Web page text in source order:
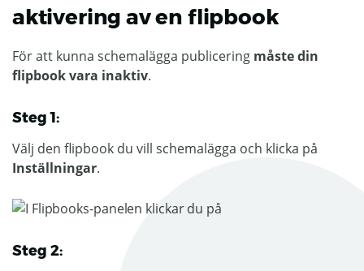
aktivering av en flipbook
För att kunna schemalägga publicering måste din
flipbook vara inaktiv.
Steg 1:
Välj den flipbook du vill schemalägga och klicka på
Inställningar.
Steg 2: